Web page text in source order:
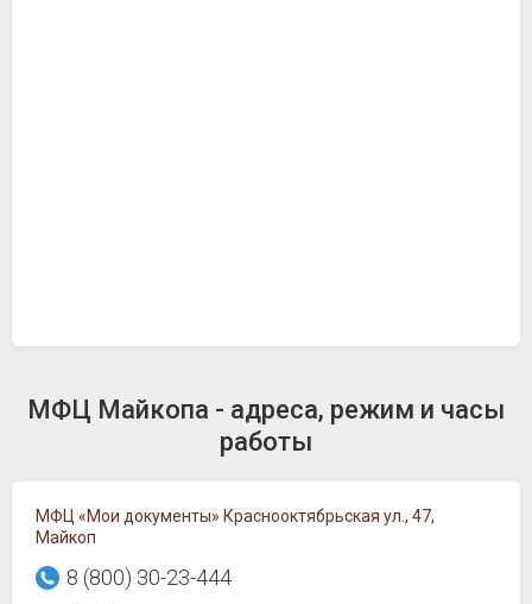
МФЦ Майкопа - адреса, режим и часы
работы
МФЦ «Мои документы» Краснооктябрьская ул., 47,
Майкоп
8 (800) 30-23-444